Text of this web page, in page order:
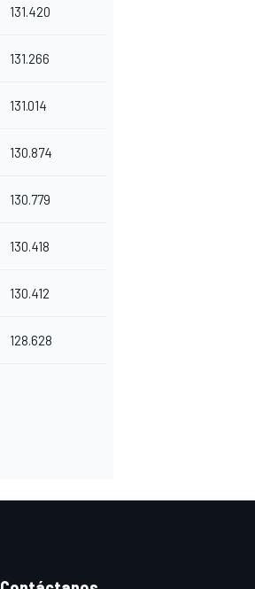
131.420
131.266
131.014
130.874
130.779
130.418
130.412
128.628